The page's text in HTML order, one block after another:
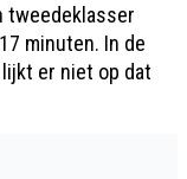
tweedeklasser
minuten. In de
er niet op dat